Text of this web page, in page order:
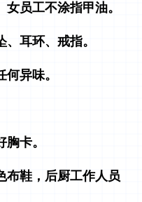
员工不涂指甲油。
耳环、戒指。
异味。
卡。
布鞋，后厨工作人员